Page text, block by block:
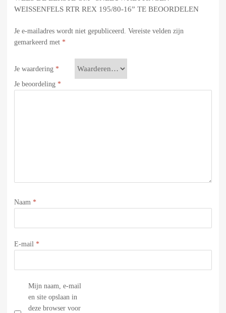
WEISSENFELS RTR REX 195/80-16” TE BEOORDELEN
Je e-mailadres wordt niet gepubliceerd. Vereiste velden zijn
gemarkeerd met *
Je waardering *
Je beoordeling *
Naam *
E-mail *
Mijn naam, e-mail
en site opslaan in
deze browser voor